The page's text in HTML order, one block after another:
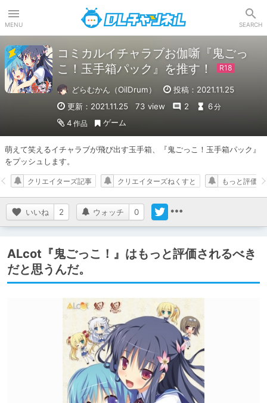
MENU SEARCH
コミカルイチャラブお伽噺『鬼ごっ
こ！玉手箱パック』を推す！
どらむかん（OilDrum）
投稿：2021.11.25
更新：2021.11.25
73 view 2 6分
4 作品 ゲーム
萌えて笑えるイチャラブが飛び出す玉手箱、『鬼ごっこ！玉手箱パック』
をプッシュします。
いいね 2 ウォッチ 0
クリエイターズ記事 クリエイターズねくすと もっと評価さ
ALcot『鬼ごっこ！』はもっと評価されるべき
だと思うんだ。